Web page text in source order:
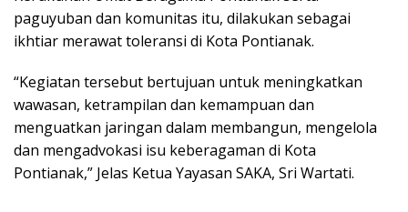
paguyuban dan komunitas itu, dilakukan sebagai
ikhtiar merawat toleransi di Kota Pontianak.
“Kegiatan tersebut bertujuan untuk meningkatkan
wawasan, ketrampilan dan kemampuan dan
menguatkan jaringan dalam membangun, mengelola
dan mengadvokasi isu keberagaman di Kota
Pontianak,” Jelas Ketua Yayasan SAKA, Sri Wartati.